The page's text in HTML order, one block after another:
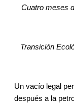
Cuatro meses
Transición
Un vacío legal
después a la